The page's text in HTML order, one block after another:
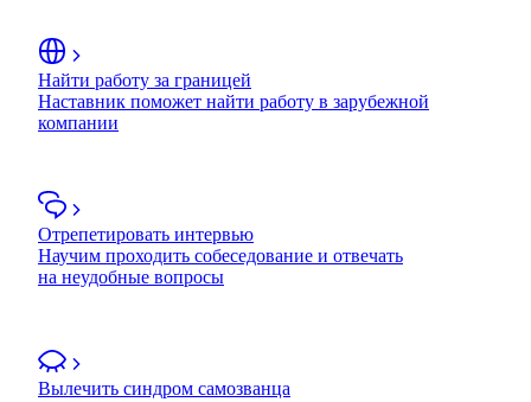
Найти работу за границей
Наставник поможет найти работу в зарубежной
компании
Отрепетировать интервью
Научим проходить собеседование и отвечать
на неудобные вопросы
Вылечить синдром самозванца